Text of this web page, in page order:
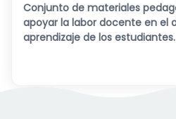
Conjunto de materiales
apoyar la labor docente en el
aprendizaje de los estudiantes.